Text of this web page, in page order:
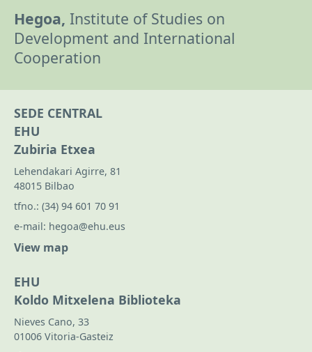
Hegoa, Institute of Studies on
Development and International
Cooperation
SEDE CENTRAL
EHU
Zubiria Etxea
Lehendakari Agirre, 81
48015 Bilbao
tfno.: (34) 94 601 70 91
e-mail: hegoa@ehu.eus
View map
EHU
Koldo Mitxelena Biblioteka
Nieves Cano, 33
01006 Vitoria-Gasteiz